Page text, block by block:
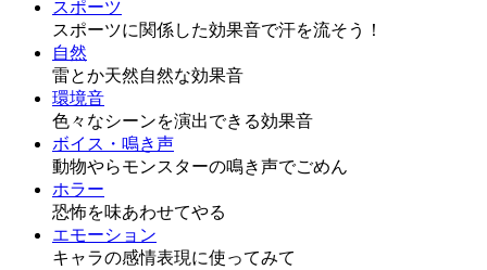
スポーツ
スポーツに関係した効果音で汗を流そう！
自然
雷とか天然自然な効果音
環境音
色々なシーンを演出できる効果音
ボイス・鳴き声
動物やらモンスターの鳴き声でごめん
ホラー
恐怖を味あわせてやる
エモーション
キャラの感情表現に使ってみて